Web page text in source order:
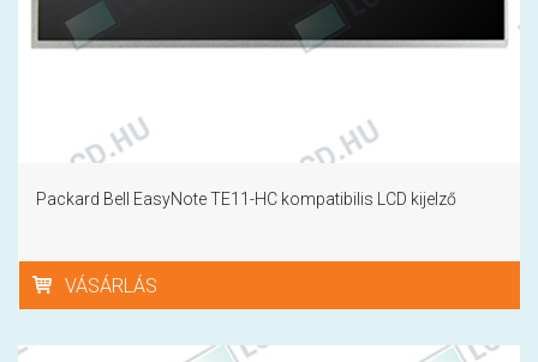
Packard Bell EasyNote TE11-HC kompatibilis LCD kijelző
VÁSÁRLÁS